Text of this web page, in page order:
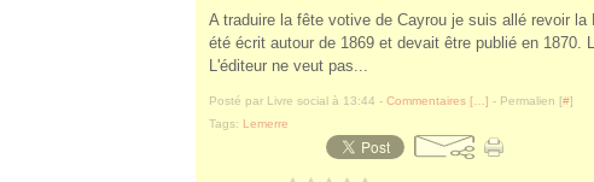
A traduire la fête votive de Cayrou je suis allé revoir
été écrit autour de 1869 et devait être publié en 1870.
L'éditeur ne veut pas...
Posté par Livre social à 13:44 - Commentaires [ ] - Permalien [#]
Tags: Lemerre